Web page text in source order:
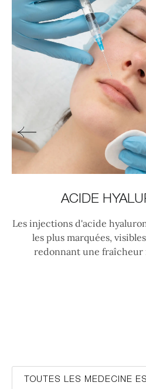
ACIDE
Les injections d'acide
les plus marquées,
redonnant une fraîcheur
TOUTES LES MEDECINE